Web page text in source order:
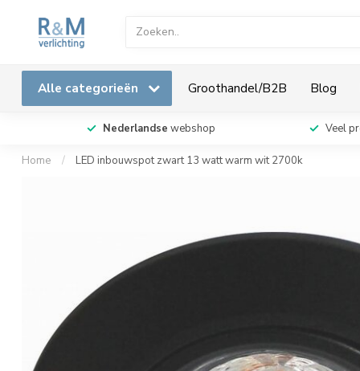
Alle categorieën Groothandel/B2B Blog
Nederlandse webshop Veel
Home / LED inbouwspot zwart 13 watt warm wit 2700k